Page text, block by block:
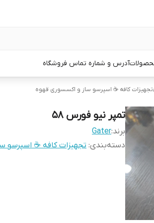
آدرس و شماره تماس فروشگاه
تجهیزات کافه ☕️ اسپرسو ساز و اکسسوری قهوه
تمپر نیو فورس 58
برند:Gater
دسته‌بندی: تجهیزات کافه ☕️ اسپرسو